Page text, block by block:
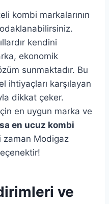
kombi markalarının
kendini
ekonomik
sunmaktadır. Bu
ihtiyaçları karşılayan
dikkat çeker.
en uygun marka ve
en ucuz kombi
zaman Modigaz
ve